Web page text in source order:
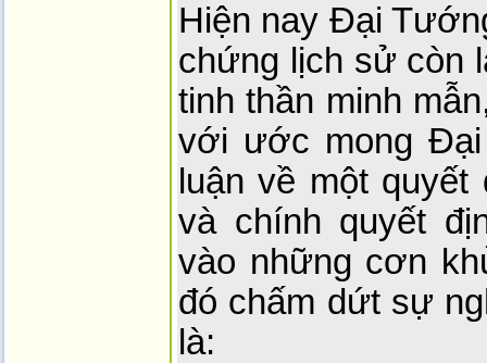
Hiện nay Đại
chứng lịch sử còn
tinh thần minh
với ước mong
luận về một
và chính quyết
vào những cơn
đó chấm dứt sự
là: